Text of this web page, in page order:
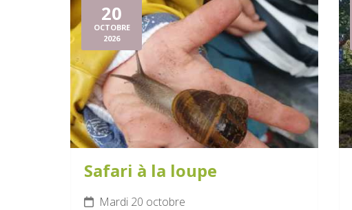
20
OCTOBRE
2026
Safari à la loupe
Mardi 20 octobre